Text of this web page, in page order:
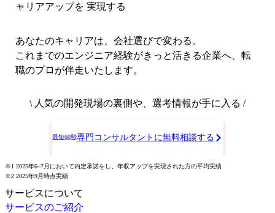
ャリアアップを 実現する
あなたのキャリアは、会社選びで変わる。
これまでのエンジニア経験がきっと活きる企業へ、転
職のプロが伴走いたします。
\ 人気の開発現場の裏側や、選考情報が手に入る /
最短60秒専門コンサルタントに無料相談する
※1 2025年6~7月において内定承諾をし、年収アップを実現された方の平均実績
※2 2025年9月時点実績
サービスについて
サービスのご紹介